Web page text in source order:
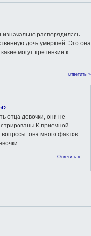
изначально распорядилась
дочь умершей. Это она
могут претензии к
Ответить »
отца девочки, они не
приемной
вопросы: она много фактов
Ответить »